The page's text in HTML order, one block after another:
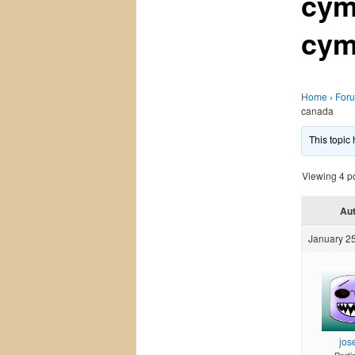
Home ›
canada
This topic
Viewing 4
January